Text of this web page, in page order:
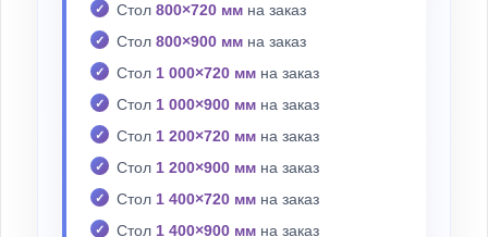
Стол 800×720 мм на заказ
Стол 800×900 мм на заказ
Стол 1 000×720 мм на заказ
Стол 1 000×900 мм на заказ
Стол 1 200×720 мм на заказ
Стол 1 200×900 мм на заказ
Стол 1 400×720 мм на заказ
Стол 1 400×900 мм на заказ